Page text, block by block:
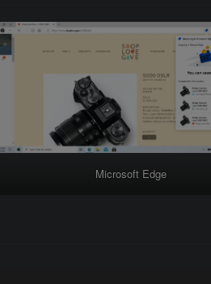
Microsoft Edge